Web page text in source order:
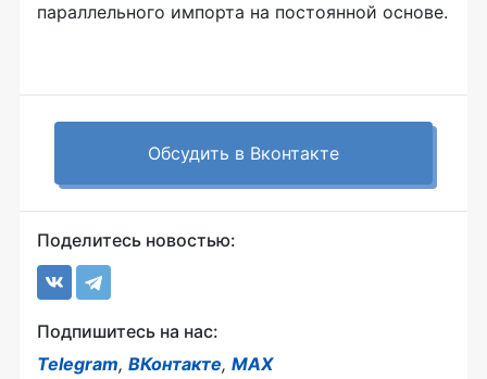
параллельного импорта на постоянной основе.
Обсудить в Вконтакте
Поделитесь новостью:
Подпишитесь на нас:
Telegram, ВКонтакте, MAX